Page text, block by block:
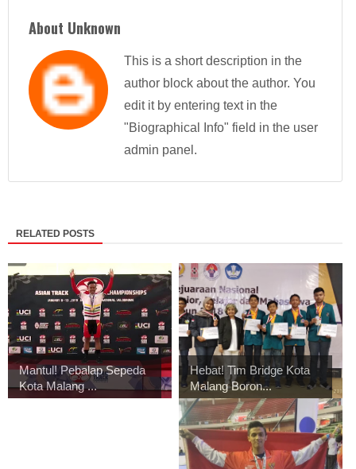
About Unknown
This is a short description in the
author block about the author. You
edit it by entering text in the
"Biographical Info" field in the user
admin panel.
RELATED POSTS
Mantul! Pebalap Sepeda
Kota Malang ...
Hebat! Tim Bridge Kota
Malang Boron...